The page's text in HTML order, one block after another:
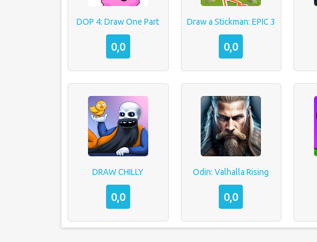
DOP 4: Draw One Part
0,0
Draw a Stickman: EPIC 3
0,0
DRAW CHILLY
0,0
Odin: Valhalla Rising
0,0